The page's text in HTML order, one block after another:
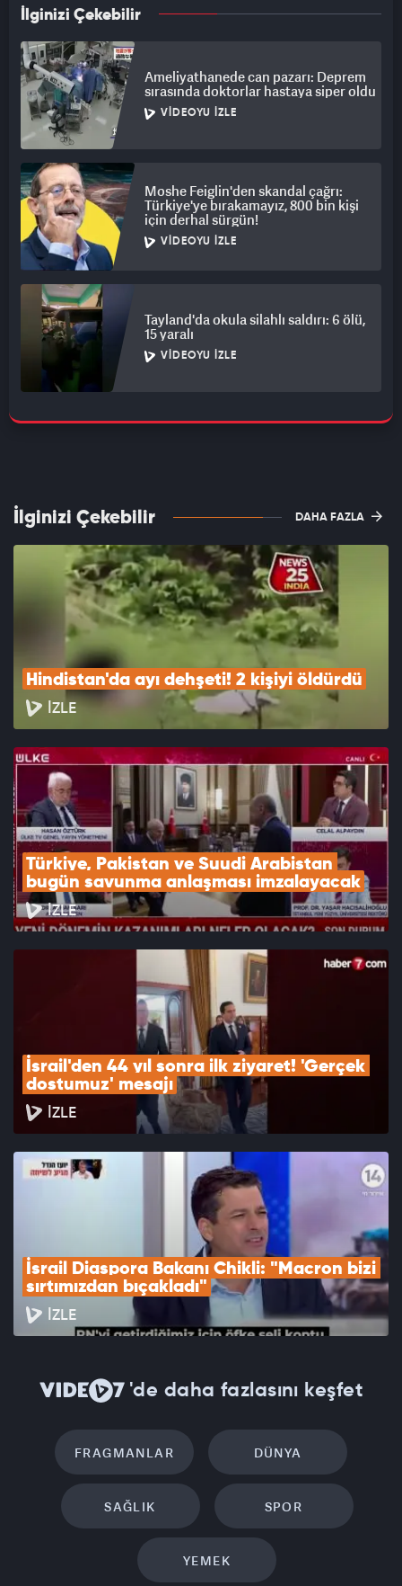
İlginizi Çekebilir
Ameliyathanede can pazarı: Deprem
sırasında doktorlar hastaya siper oldu
VIDEOYU İZLE
Moshe Feiglin'den skandal çağrı:
Türkiye'ye bırakamayız, 800 bin kişi
için derhal sürgün!
VIDEOYU İZLE
Tayland'da okula silahlı saldırı: 6 ölü,
15 yaralı
VIDEOYU İZLE
İlginizi Çekebilir DAHA FAZLA
Hindistan'da ayı dehşeti! 2 kişiyi öldürdü
İZLE
Türkiye, Pakistan ve Suudi Arabistan
bugün savunma anlaşması imzalayacak
İZLE
İsrail'den 44 yıl sonra ilk ziyaret! 'Gerçek
dostumuz' mesajı
İZLE
İsrail Diaspora Bakanı Chikli: "Macron bizi
sırtımızdan bıçakladı"
İZLE
'de daha fazlasını keşfet
FRAGMANLAR DÜNYA
SAĞLIK SPOR
YEMEK